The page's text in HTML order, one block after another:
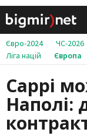
Євро-2024 ЧС-2026
Ліга націй
Європа
Саррі
Наполі: